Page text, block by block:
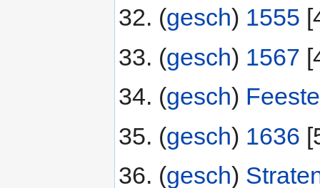
(gesch) ‎ 1555
(gesch) ‎ 1567
(gesch) ‎
(gesch) ‎ 1636
(gesch) ‎